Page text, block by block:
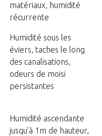
matériaux, humidité
récurrente
Humidité sous les
éviers, taches le long
des canalisations,
odeurs de moisi
persistantes
Humidité ascendante
jusqu’à 1m de hauteur,